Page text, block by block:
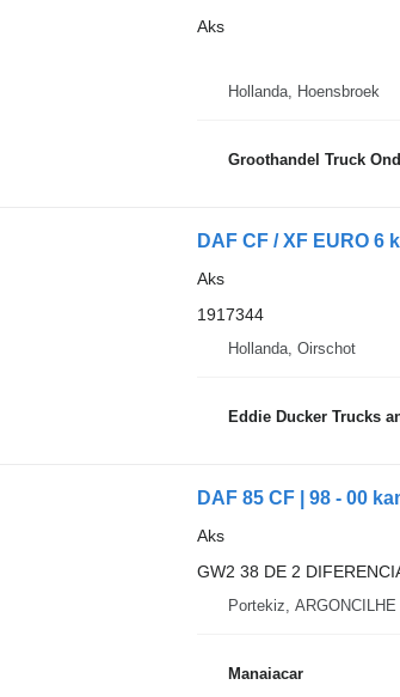
Aks
Hollanda, Hoensbroek
Groothandel Truck
DAF CF / XF EURO 6
Aks
1917344
Hollanda, Oirschot
Eddie Ducker Trucks
DAF 85 CF | 98 - 00
Aks
GW2 38 DE 2
Portekiz, ARGONCILHE
Manaiacar